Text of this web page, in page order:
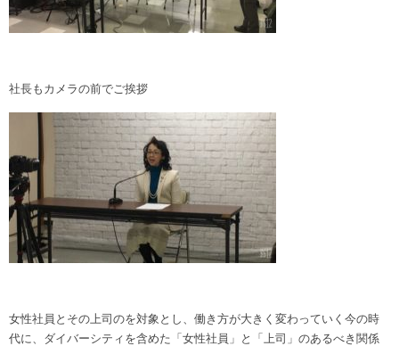
社長もカメラの前でご挨拶
女性社員とその上司のを対象とし、働き方が大きく変わっていく今の時
代に、ダイバーシティを含めた「女性社員」と「上司」のあるべき関係